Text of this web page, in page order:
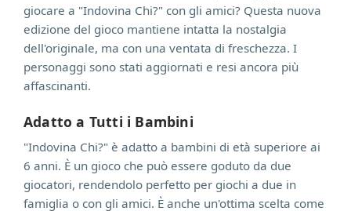
giocare a "Indovina Chi?" con gli amici? Questa nuova
edizione del gioco mantiene intatta la nostalgia
dell'originale, ma con una ventata di freschezza. I
personaggi sono stati aggiornati e resi ancora più
affascinanti.
Adatto a Tutti i Bambini
"Indovina Chi?" è adatto a bambini di età superiore ai
6 anni. È un gioco che può essere goduto da due
giocatori, rendendolo perfetto per giochi a due in
famiglia o con gli amici. È anche un'ottima scelta come